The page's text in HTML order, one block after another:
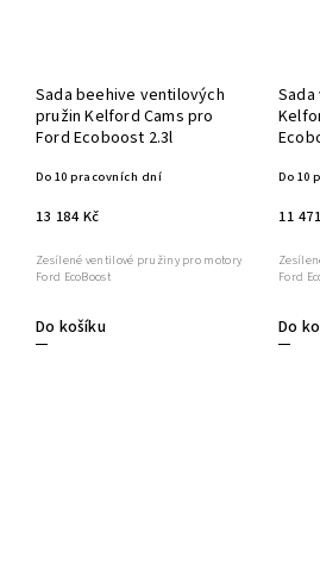
Sada beehive ventilových
pružin Kelford Cams pro
Ford Ecoboost 2.3l
Do 10 pracovních dní
13 184 Kč
Do košíku
Zesílené ventilové pružiny pro motory
Ford EcoBoost
Do 10
11
Do
Ford